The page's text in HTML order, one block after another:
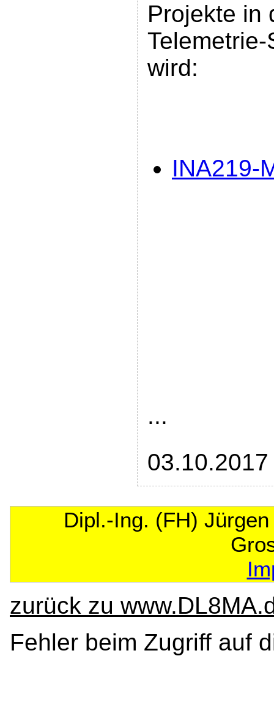
Projekte in
wird:
INA219-
...
03.10.2017
Dipl.-Ing. (FH)
zurück zu
Fehler beim Zugriff auf